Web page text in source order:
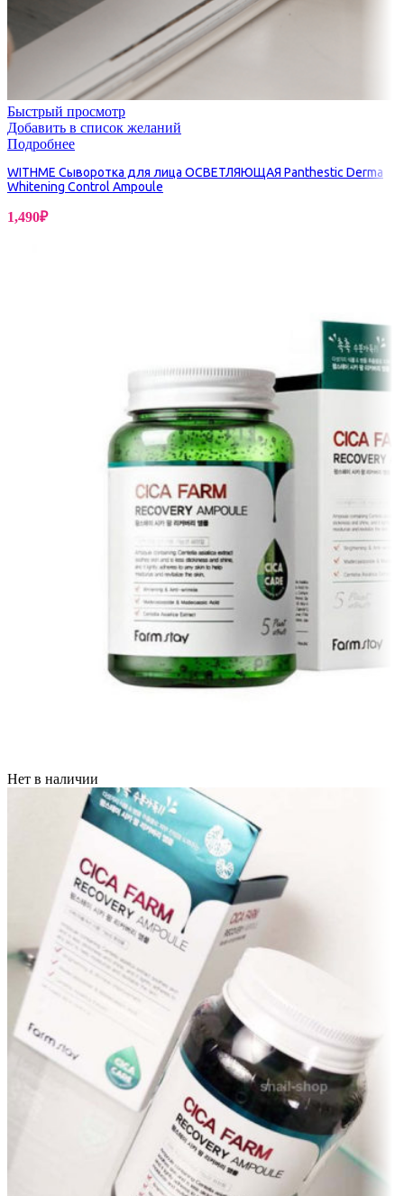
Быстрый просмотр
Добавить в список желаний
Подробнее
WITHME Сыворотка для лица ОСВЕТЛЯЮЩАЯ Panthestic Derma
Whitening Control Ampoule
1,490₽
Нет в наличии